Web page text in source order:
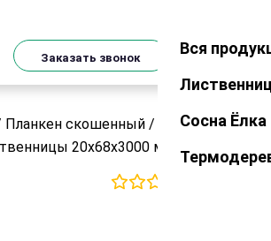
Заказать звонок Закрыть
Вся
Сосна Ёлка
Планкен скошенный /
Планкен
20х68х3000 мм сорт А